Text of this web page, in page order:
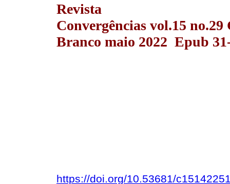
Revista
Convergências vol.15 no.29
Branco maio 2022 Epub
https://doi.org/10.53681/